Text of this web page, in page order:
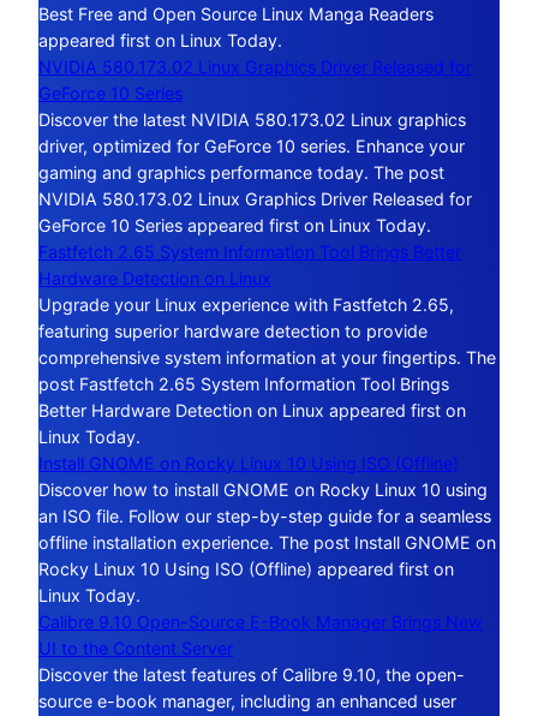
Best Free and Open Source Linux Manga Readers
appeared first on Linux Today.
NVIDIA 580.173.02 Linux Graphics Driver Released for
GeForce 10 Series
Discover the latest NVIDIA 580.173.02 Linux graphics
driver, optimized for GeForce 10 series. Enhance your
gaming and graphics performance today. The post
NVIDIA 580.173.02 Linux Graphics Driver Released for
GeForce 10 Series appeared first on Linux Today.
Fastfetch 2.65 System Information Tool Brings Better
Hardware Detection on Linux
Upgrade your Linux experience with Fastfetch 2.65,
featuring superior hardware detection to provide
comprehensive system information at your fingertips. The
post Fastfetch 2.65 System Information Tool Brings
Better Hardware Detection on Linux appeared first on
Linux Today.
Install GNOME on Rocky Linux 10 Using ISO (Offline)
Discover how to install GNOME on Rocky Linux 10 using
an ISO file. Follow our step-by-step guide for a seamless
offline installation experience. The post Install GNOME on
Rocky Linux 10 Using ISO (Offline) appeared first on
Linux Today.
Calibre 9.10 Open-Source E-Book Manager Brings New
UI to the Content Server
Discover the latest features of Calibre 9.10, the open-
source e-book manager, including an enhanced user